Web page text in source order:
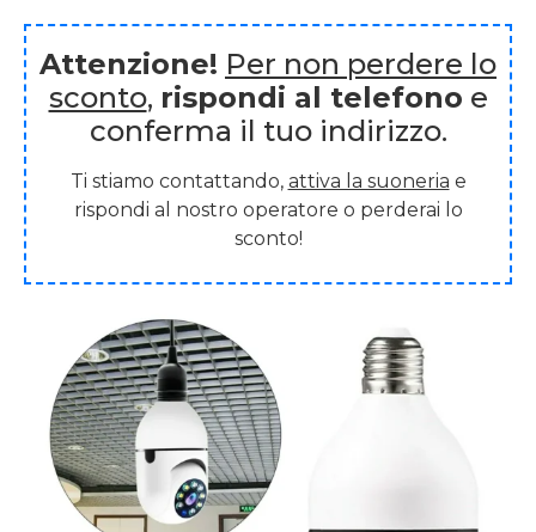
Attenzione! Per non perdere lo
sconto, rispondi al telefono e
conferma il tuo indirizzo.
Ti stiamo contattando, attiva la suoneria e
rispondi al nostro operatore o perderai lo
sconto!